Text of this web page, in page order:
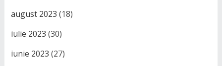
august 2023 (18)
iulie 2023 (30)
iunie 2023 (27)